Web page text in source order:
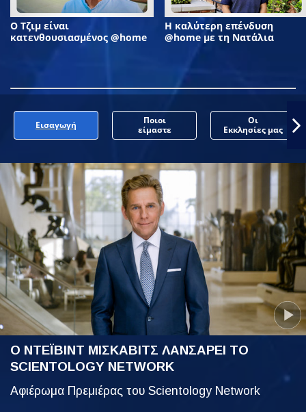
Ο Τζιμ είναι
κατενθουσιασμένος @home
Η καλύτερη επένδυση
@home με τη Νατάλια
Εισαγωγή
Ποιοι
είμαστε
Οι
Εκκλησίες μας
Ο ΝΤΕΪΒΙΝΤ ΜΙΣΚΑΒΙΤΣ ΛΑΝΣΑΡΕΙ ΤΟ
SCIENTOLOGY NETWORK
Αφιέρωμα Πρεμιέρας του Scientology Network